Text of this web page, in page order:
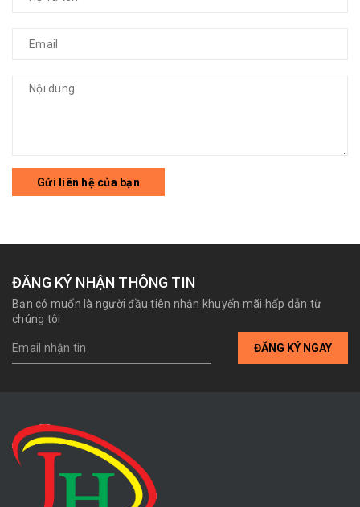
Gửi liên hệ của bạn
ĐĂNG KÝ NHẬN THÔNG TIN
Bạn có muốn là người đầu tiên nhận khuyến mãi hấp dẫn từ
chúng tôi
ĐĂNG KÝ NGAY